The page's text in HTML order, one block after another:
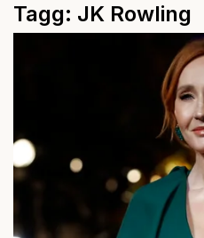
Tagg: JK Rowling